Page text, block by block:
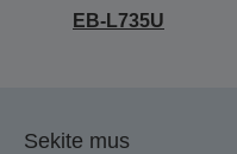
EB-L735U
Sekite mus